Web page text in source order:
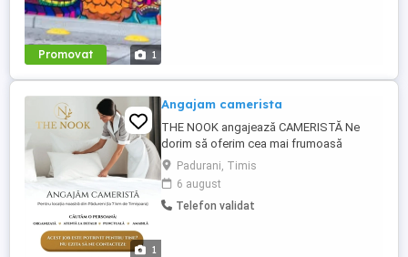
Promovat 1
1
Angajam camerista
THE NOOK angajează CAMERISTĂ Ne
dorim să oferim cea mai frumoasă
experiență oaspeților noștri, astfel că
acest rol presupune o atenție deosebită la
detalii, precum și respectarea
standardelor de igienă și calitate. Îți
Padurani, Timis
6 august
Telefon validat